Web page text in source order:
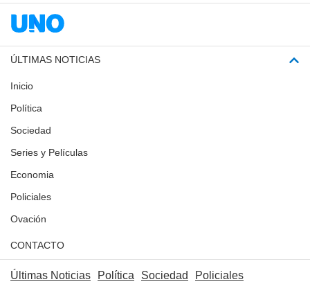
ÚLTIMAS NOTICIAS
Inicio
Política
Sociedad
Series y Películas
Economia
Policiales
Ovación
CONTACTO
Últimas Noticias Política Sociedad Policiales